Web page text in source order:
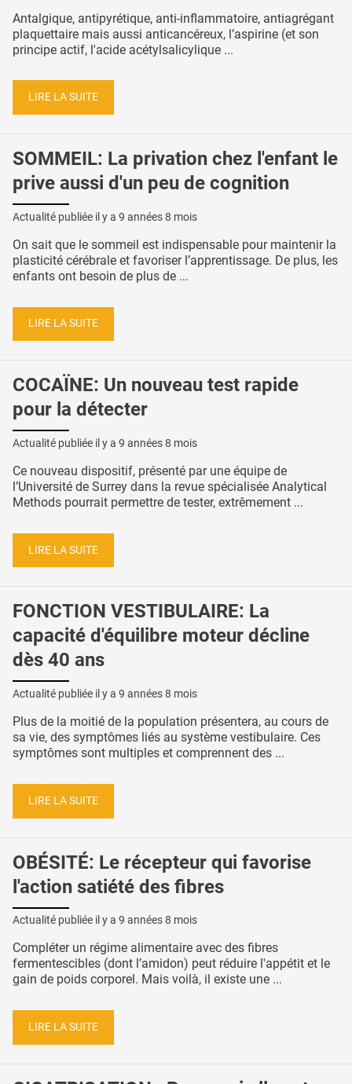
Antalgique, antipyrétique, anti-inflammatoire, antiagrégant
plaquettaire mais aussi anticancéreux, l’aspirine (et son
principe actif, l'acide acétylsalicylique ...
LIRE LA SUITE
SOMMEIL: La privation chez l'enfant le
prive aussi d'un peu de cognition
Actualité publiée il y a 9 années 8 mois
On sait que le sommeil est indispensable pour maintenir la
plasticité cérébrale et favoriser l’apprentissage. De plus, les
enfants ont besoin de plus de ...
LIRE LA SUITE
COCAÏNE: Un nouveau test rapide
pour la détecter
Actualité publiée il y a 9 années 8 mois
Ce nouveau dispositif, présenté par une équipe de
l’Université de Surrey dans la revue spécialisée Analytical
Methods pourrait permettre de tester, extrêmement ...
LIRE LA SUITE
FONCTION VESTIBULAIRE: La
capacité d'équilibre moteur décline
dès 40 ans
Actualité publiée il y a 9 années 8 mois
Plus de la moitié de la population présentera, au cours de
sa vie, des symptômes liés au système vestibulaire. Ces
symptômes sont multiples et comprennent des ...
LIRE LA SUITE
OBÉSITÉ: Le récepteur qui favorise
l'action satiété des fibres
Actualité publiée il y a 9 années 8 mois
Compléter un régime alimentaire avec des fibres
fermentescibles (dont l’amidon) peut réduire l'appétit et le
gain de poids corporel. Mais voilà, il existe une ...
LIRE LA SUITE